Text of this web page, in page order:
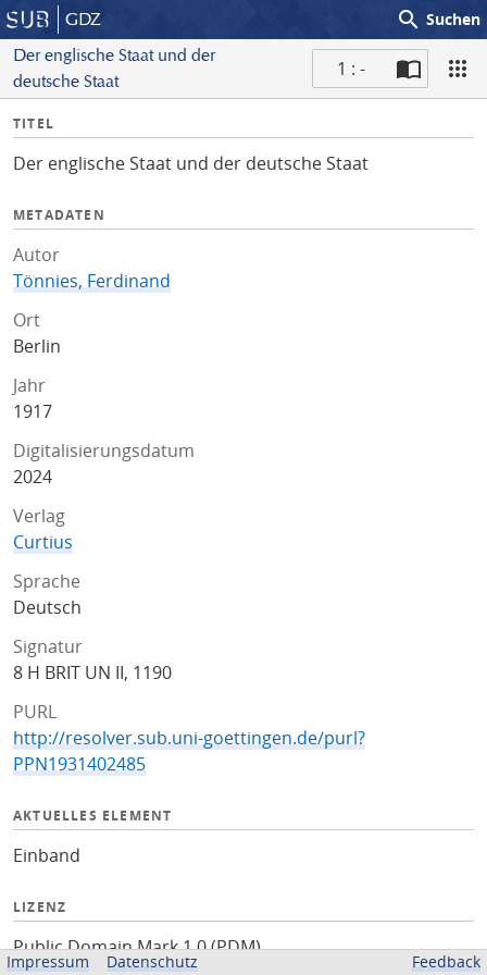
GDZ search Suchen
Der englische Staat und der
deutsche Staat
1 : -
I
f
TITEL
Der englische Staat und der deutsche Staat
METADATEN
Autor
Tönnies, Ferdinand
Ort
Berlin
Jahr
1917
Digitalisierungsdatum
2024
Verlag
Curtius
Sprache
Deutsch
Signatur
8 H BRIT UN II, 1190
PURL
http://resolver.sub.uni-goettingen.de/purl?
PPN1931402485
AKTUELLES ELEMENT
Einband
LIZENZ
Public Domain Mark 1.0 (PDM)
Impressum Datenschutz Feedback